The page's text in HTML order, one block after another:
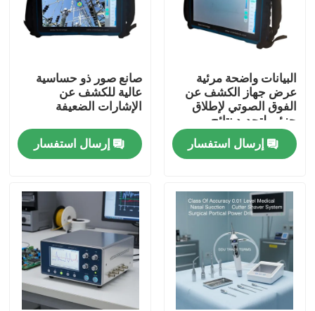
المنتجات
فيديوهات
البيانات واضحة مرئية
عرض جهاز الكشف عن
الفوق الصوتي لإطلاق
جزئي لتحديد نتائج
الميدان السريع
إرسال استفسار
صانع صور ذو حساسية
عالية للكشف عن
الإشارات الضعيفة
إرسال استفسار